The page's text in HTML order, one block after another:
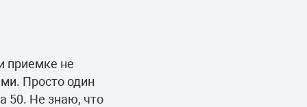
приемке не
Просто один
50. Не знаю, что